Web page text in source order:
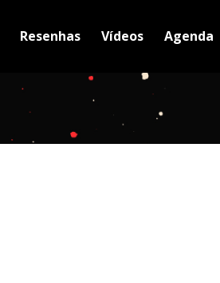
Resenhas Vídeos Agenda